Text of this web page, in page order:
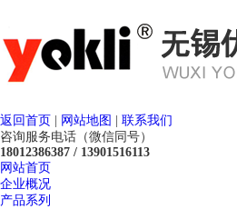
返回首页 网站地图
联系我们
咨询服务电话（微信同号）
18012386387 / 13901516113
网站首页
企业概况
产品系列